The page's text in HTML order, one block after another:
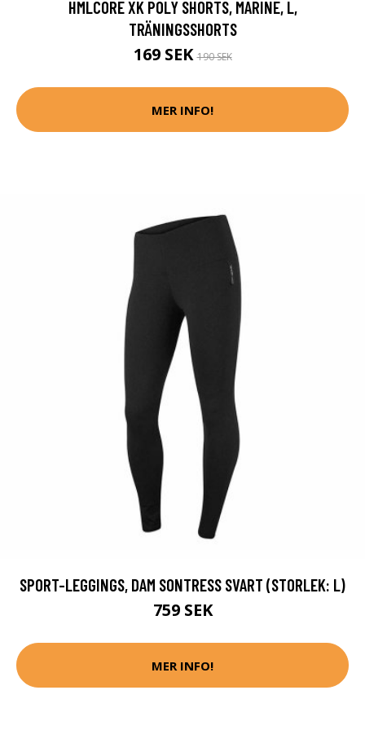
HMLCORE XK POLY SHORTS, MARINE, L,
TRÄNINGSSHORTS
169 SEK190 SEK
MER INFO!
SPORT-LEGGINGS, DAM SONTRESS SVART (STORLEK: L)
759 SEK
MER INFO!